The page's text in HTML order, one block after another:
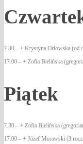
7.30 – + Krystyna Orłowska (od
17.00 – + Zofia Bielińska
Piątek
7.30 – + Zofia Bielińska
17.00 – + Józef Morawski (3